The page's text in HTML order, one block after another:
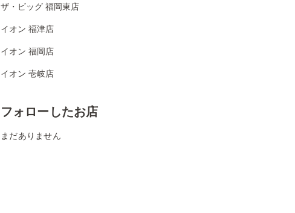
ザ・ビッグ 福岡東店
イオン 福津店
イオン 福岡店
イオン 壱岐店
フォローしたお店
まだありません